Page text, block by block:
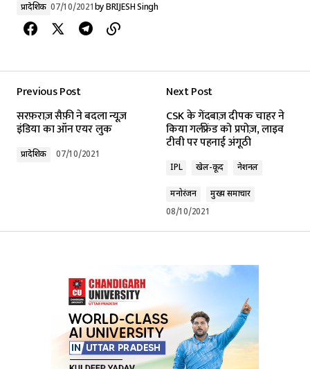
प्रादेशिक 07/10/2021byBRIJESH Singh
Previous Post
सरफ़राज़ सैफ़ी ने बदला न्यूज़
इंडिया का ऑन एयर लुक
प्रादेशिक 07/10/2021
Next Post
CSK के गेंदबाज़ दीपक चाहर ने
किया गर्लफ्रेंड को प्रपोज़, लाइव
टीवी पर पहनाई अंगूठी
IPL खेल-कूद नेशनल
मनोरंजन
मुख्य समाचार
08/10/2021